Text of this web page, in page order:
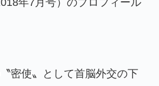
年7月号）のプロフィール
密使〟として首脳外交の下